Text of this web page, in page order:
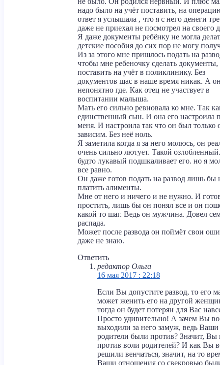
надо было на учёт поставить, на
ответ я услышала , что я с него денеги
даже не приехал не посмотрел на своего
Я даже документы ребёнку не могла
детские пособия до сих пор не могу
Из за этого мне пришлось подать на
чтобы мне ребеночку сделать документы,
поставить на учёт в поликлинику. Без
документов щас в наше время никак. А
непонятно где. Как отец не участвует в
воспитании малыша.
Мать его сильно ревновала ко мне. Так
единственный сын. И она его настроила
меня. И настроила так что он был только
зависим. Без неё ноль.
Я заметила когда я за него молюсь, он
очень сильно лютует. Такой
будто лукавый подшкаливает его. но я
все равно.
Он даже готов подать на развод лишь бы
платить алименты.
Мне от него и ничего и не нужно. И
простить, лишь бы он понял все и он
какой то шаг. Ведь он мужчина. Довел
распада.
Может после развода он поймёт свои
даже не знаю.
Ответить
редактор Ольга
16 мая 2017 : 22:18
Если Вы допустите развод, то его
может женить его на другой
тогда он будет потерян для Вас
Просто удивительно! А зачем Вы
выходили за него замуж, ведь Ваши
родители были против? Значит,
против воли родителей? И как Вы
решили венчаться, значит, на то
Ваши отношения со свекровью